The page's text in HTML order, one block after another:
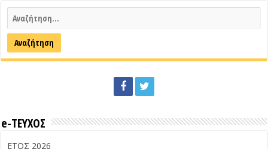
e-ΤΕΥΧΟΣ
ΕΤΟΣ 2026